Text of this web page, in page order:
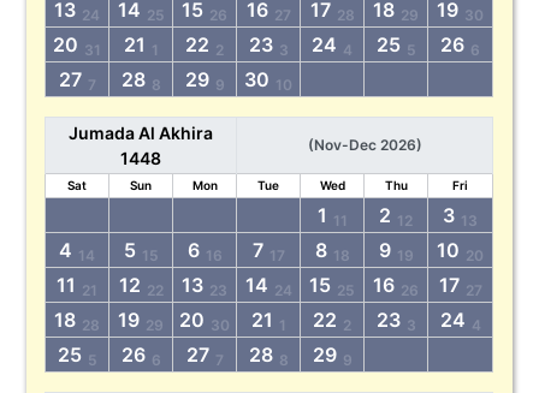
13 24 14 25 15 26 16 27 17 28 18 29 19 30
20 31 21 1 22 2 23 3 24 4 25 5 26 6
27 7 28 8 29 9 30 10
Jumada Al Akhira
1448
(Nov-Dec 2026)
Sat Sun Mon Tue Wed Thu Fri
1 11 2 12 3 13
4 14 5 15 6 16 7 17 8 18 9 19 10 20
11 21 12 22 13 23 14 24 15 25 16 26 17 27
18 28 19 29 20 30 21 1 22 2 23 3 24 4
25 5 26 6 27 7 28 8 29 9